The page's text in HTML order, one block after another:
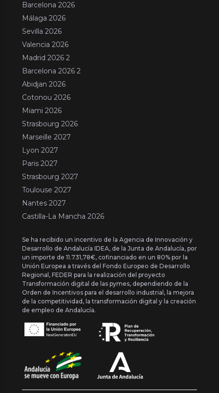
Barcelona 2026
Málaga 2026
Sevilla 2026
Valencia 2026
Madrid 2026 2
Barcelona 2026 2
Abidjan 2026
Cotonou 2026
Miami 2026
Strasbourg 2026
Marseille 2027
Lyon 2027
Paris 2027
Strasbourg 2027
Toulouse 2027
Nantes 2027
Castilla-La Mancha 2026
Se ha recibido un incentivo de la Agencia de Innovación y
Desarrollo de Andalucía IDEA, de la Junta de Andalucía, por
un importe de 11.731,78€, cofinanciado en un 80% por la
Unión Europea a través del Fondo Europeo de Desarrollo
Regional, FEDER para la realización del proyecto
Transformación digital de las pymes, dependiendo de la
Orden de Incentivos para el desarrollo industrial, la mejora
de la competitividad, la transformación digital y la creación
de empleo de Andalucía.